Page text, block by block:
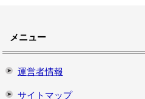
メニュー
運営者情報
サイトマップ